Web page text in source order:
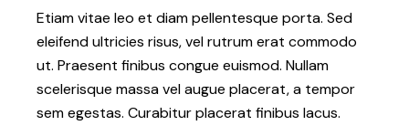
Etiam vitae leo et diam pellentesque porta. Sed
eleifend ultricies risus, vel rutrum erat commodo
ut. Praesent finibus congue euismod. Nullam
scelerisque massa vel augue placerat, a tempor
sem egestas. Curabitur placerat finibus lacus.